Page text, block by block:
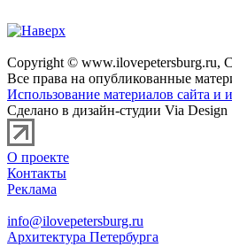
Copyright © www.ilovepetersburg.ru,
Все права на опубликованные
Использование материалов сайта и
Сделано в дизайн-студии Via Design
О проекте
Контакты
Реклама
info@ilovepetersburg.ru
Архитектура Петербурга